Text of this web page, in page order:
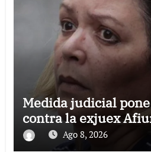
Medida judicial
contra la exjuex
Ago 8, 2026